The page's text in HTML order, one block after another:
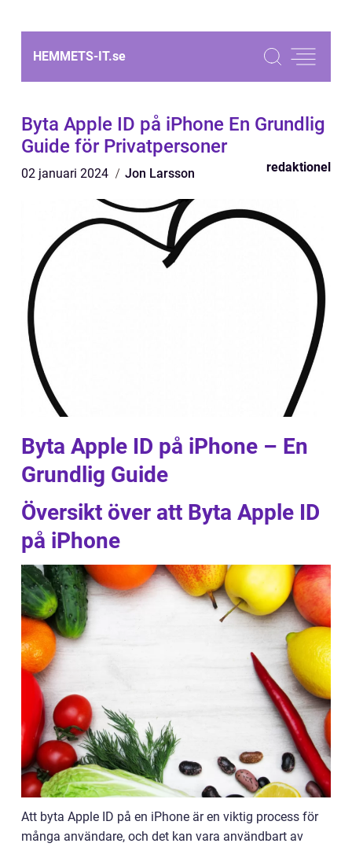
HEMMETS-IT.se
Byta Apple ID på iPhone En Grundlig
Guide för Privatpersoner
02 januari 2024 Jon Larsson redaktionel
Byta Apple ID på iPhone – En
Grundlig Guide
Översikt över att Byta Apple ID
på iPhone
Att byta Apple ID på en iPhone är en viktig process för
många användare, och det kan vara användbart av